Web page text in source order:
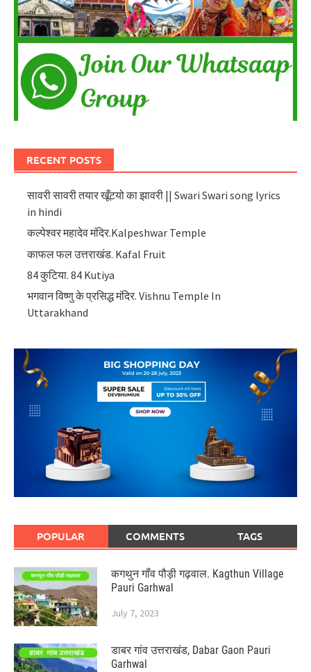
RECENT POSTS
सावरी सावरी तयार खूँटयो का झावरी || Swari Swari song lyrics
in hindi
कल्पेश्वर महादेव मंदिर.Kalpeshwar Temple
काफल फल उत्तराखंड. Kafal Fruit
84 कुटिया. 84 Kutiya
भगवान विष्णु के प्रसिद्ध मंदिर. Vishnu Temple In
Uttarakhand
POPULAR COMMENTS TAGS
कगथुन गॉंव पौड़ी गढ़वाल. Kagthun Village
Pauri Garhwal
July 7, 2023
डाबर गांव उत्तराखंड, Dabar Gaon Pauri
Garhwal